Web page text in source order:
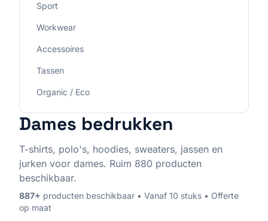
Sport
Workwear
Accessoires
Tassen
Organic / Eco
Dames bedrukken
T-shirts, polo's, hoodies, sweaters, jassen en
jurken voor dames. Ruim 880 producten
beschikbaar.
887+ producten beschikbaar • Vanaf 10 stuks • Offerte
op maat